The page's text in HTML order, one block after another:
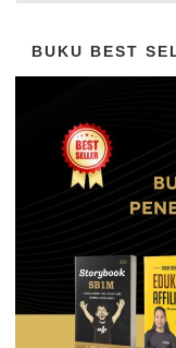
BUKU BEST